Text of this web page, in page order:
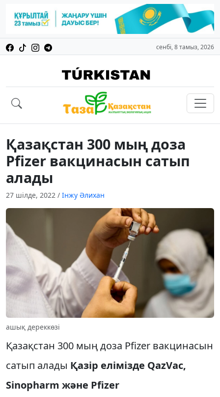
сенбі, 8 тамыз, 2026
Қазақстан 300 мың доза
Pfizer вакцинасын сатып
алады
27 шілде, 2022 / Інжу Әлихан
ашық дереккөзі
Қазақстан 300 мың доза Pfizer вакцинасын
сатып алады Қазір елімізде QazVac,
Sinopharm және Pfizer